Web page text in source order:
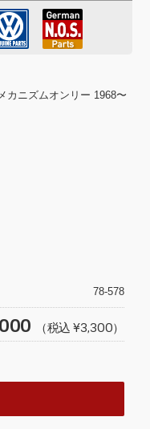
カニズムオンリー 1968〜
78-578
（税込 ¥3,300）